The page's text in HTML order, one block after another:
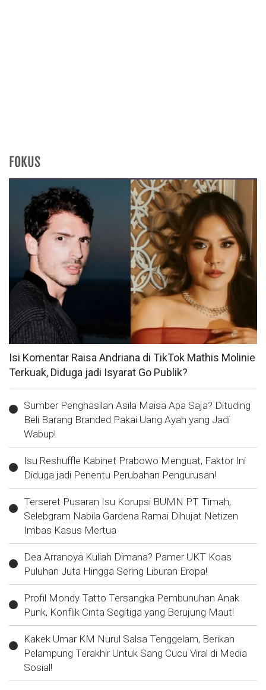
FOKUS
Isi Komentar Raisa Andriana di TikTok Mathis Molinie
Terkuak, Diduga jadi Isyarat Go Publik?
Sumber Penghasilan Asila Maisa Apa Saja? Dituding
Beli Barang Branded Pakai Uang Ayah yang Jadi
Wabup!
Isu Reshuffle Kabinet Prabowo Menguat, Faktor Ini
Diduga jadi Penentu Perubahan Pengurusan!
Terseret Pusaran Isu Korupsi BUMN PT Timah,
Selebgram Nabila Gardena Ramai Dihujat Netizen
Imbas Kasus Mertua
Dea Arranoya Kuliah Dimana? Pamer UKT Koas
Puluhan Juta Hingga Sering Liburan Eropa!
Profil Mondy Tatto Tersangka Pembunuhan Anak
Punk, Konflik Cinta Segitiga yang Berujung Maut!
Kakek Umar KM Nurul Salsa Tenggelam, Berikan
Pelampung Terakhir Untuk Sang Cucu Viral di Media
Sosial!